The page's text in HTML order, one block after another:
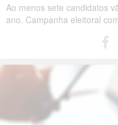
Ao menos sete candidatos
ano. Campanha eleitoral